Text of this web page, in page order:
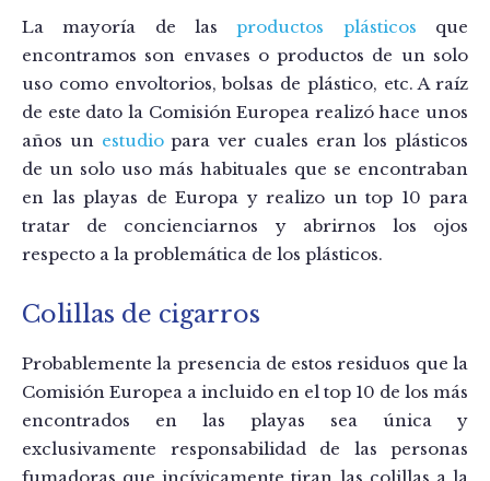
La mayoría de las productos plásticos que
encontramos son envases o productos de un solo
uso como envoltorios, bolsas de plástico, etc. A raíz
de este dato la Comisión Europea realizó hace unos
años un estudiopara ver cuales eran los plásticos
de un solo uso más habituales que se encontraban
en las playas de Europa y realizo un top 10 para
tratar de concienciarnos y abrirnos los ojos
respecto a la problemática de los plásticos.
Colillas de cigarros
Probablemente la presencia de estos residuos que la
Comisión Europea a incluido en el top 10 de los más
encontrados en las playas sea única y
exclusivamente responsabilidad de las personas